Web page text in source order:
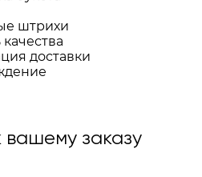
штрихи
доставки
заказу